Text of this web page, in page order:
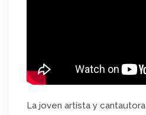
La joven artista y cantautora